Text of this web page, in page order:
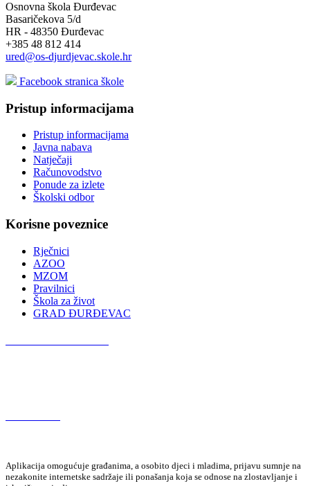
Osnovna škola Đurđevac
Basaričekova 5/d
HR - 48350 Đurđevac
+385 48 812 414
ured@os-djurdjevac.skole.hr
Facebook stranica škole
Pristup informacijama
Pristup informacijama
Javna nabava
Natječaji
Računovodstvo
Ponude za izlete
Školski odbor
Korisne poveznice
Rječnici
AZOO
MZOM
Pravilnici
Škola za život
GRAD ĐURĐEVAC
Aplikacija omogućuje građanima, a osobito djeci i mladima, prijavu sumnje na
nezakonite internetske sadržaje ili ponašanja koja se odnose na zlostavljanje i